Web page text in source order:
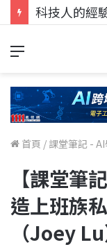
首頁 / 課堂筆記 -
【課堂筆
造上班族
（Joey